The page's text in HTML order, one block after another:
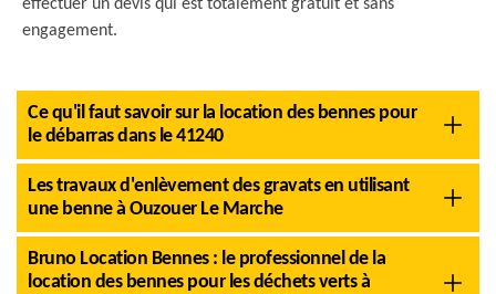
effectuer un devis qui est totalement gratuit et sans
engagement.
Ce qu'il faut savoir sur la location des bennes pour
le débarras dans le 41240
Les travaux d'enlèvement des gravats en utilisant
une benne à Ouzouer Le Marche
Bruno Location Bennes : le professionnel de la
location des bennes pour les déchets verts à